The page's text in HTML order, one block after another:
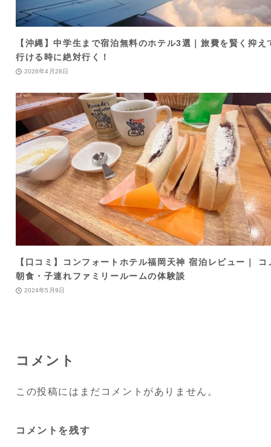
【沖縄】中学生まで宿泊無料のホテル3選｜旅費を賢く抑え
行ける時に絶対行く！
2026年4月28日
【口コミ】コンフォートホテル福岡天神 宿泊レビュー｜ コ
朝食・子連れファミリールームの体験談
2024年5月9日
コメント
この投稿にはまだコメントがありません。
コメントを残す